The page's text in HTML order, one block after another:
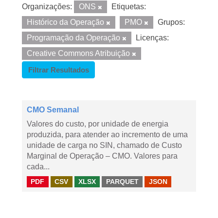
Organizações: ONS
Etiquetas:
Histórico da Operação
PMO
Grupos:
Programação da Operação
Licenças:
Creative Commons Atribuição
Filtrar Resultados
CMO Semanal
Valores do custo, por unidade de energia
produzida, para atender ao incremento de uma
unidade de carga no SIN, chamado de Custo
Marginal de Operação – CMO. Valores para
cada...
PDF CSV XLSX PARQUET JSON